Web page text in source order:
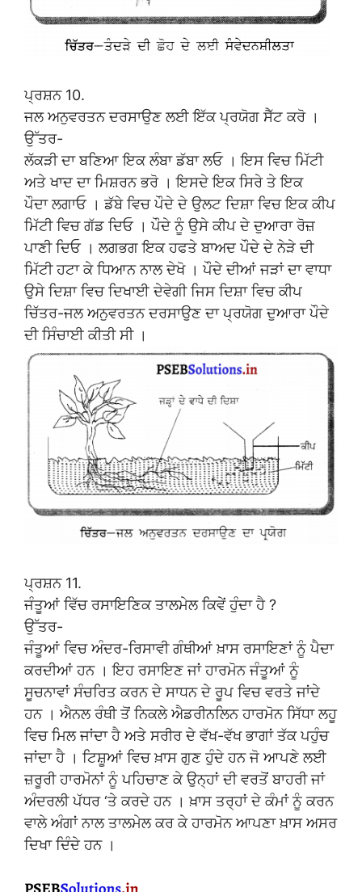
ਪ੍ਰਸ਼ਨ 10.
ਜਲ ਅਨੁਵਰਤਨ ਦਰਸਾਉਣ ਲਈ ਇੱਕ ਪ੍ਰਯੋਗ ਸੈੱਟ ਕਰੋ ।
ਉੱਤਰ-
ਲੱਕੜੀ ਦਾ ਬਣਿਆ ਇਕ ਲੰਬਾ ਡੱਬਾ ਲਓ । ਇਸ ਵਿਚ ਮਿੱਟੀ
ਅਤੇ ਖਾਦ ਦਾ ਮਿਸ਼ਰਨ ਭਰੋ । ਇਸਦੇ ਇਕ ਸਿਰੇ ਤੇ ਇਕ
ਪੌਦਾ ਲਗਾਓ । ਡੱਬੇ ਵਿਚ ਪੌਦੇ ਦੇ ਉਲਟ ਦਿਸ਼ਾ ਵਿਚ ਇਕ ਕੀਪ
ਮਿੱਟੀ ਵਿਚ ਗੱਡ ਦਿਓ । ਪੌਦੇ ਨੂੰ ਉਸੇ ਕੀਪ ਦੇ ਦੁਆਰਾ ਰੋਜ਼
ਪਾਣੀ ਦਿਓ । ਲਗਭਗ ਇਕ ਹਫਤੇ ਬਾਅਦ ਪੌਦੇ ਦੇ ਨੇੜੇ ਦੀ
ਮਿੱਟੀ ਹਟਾ ਕੇ ਧਿਆਨ ਨਾਲ ਦੇਖੋ । ਪੌਦੇ ਦੀਆਂ ਜੜਾਂ ਦਾ ਵਾਧਾ
ਉਸੇ ਦਿਸ਼ਾ ਵਿਚ ਦਿਖਾਈ ਦੇਵੇਗੀ ਜਿਸ ਦਿਸ਼ਾ ਵਿਚ ਕੀਪ
ਚਿੱਤਰ-ਜਲ ਅਨੁਵਰਤਨ ਦਰਸਾਉਣ ਦਾ ਪ੍ਰਯੋਗ ਦੁਆਰਾ ਪੌਦੇ
ਦੀ ਸਿੰਚਾਈ ਕੀਤੀ ਸੀ ।
ਪ੍ਰਸ਼ਨ 11.
ਜੰਤੂਆਂ ਵਿੱਚ ਰਸਾਇਣਿਕ ਤਾਲਮੇਲ ਕਿਵੇਂ ਹੁੰਦਾ ਹੈ ?
ਉੱਤਰ-
ਜੰਤੂਆਂ ਵਿਚ ਅੰਦਰ-ਰਿਸਾਵੀ ਗੰਥੀਆਂ ਖ਼ਾਸ ਰਸਾਇਣਾਂ ਨੂੰ ਪੈਦਾ
ਕਰਦੀਆਂ ਹਨ । ਇਹ ਰਸਾਇਣ ਜਾਂ ਹਾਰਮੋਨ ਜੰਤੂਆਂ ਨੂੰ
ਸੂਚਨਾਵਾਂ ਸੰਚਰਿਤ ਕਰਨ ਦੇ ਸਾਧਨ ਦੇ ਰੂਪ ਵਿਚ ਵਰਤੇ ਜਾਂਦੇ
ਹਨ । ਐਨਲ ਰੰਥੀ ਤੋਂ ਨਿਕਲੇ ਐਡਰੀਨਲਿਨ ਹਾਰਮੋਨ ਸਿੱਧਾ ਲਹੂ
ਵਿਚ ਮਿਲ ਜਾਂਦਾ ਹੈ ਅਤੇ ਸਰੀਰ ਦੇ ਵੱਖ-ਵੱਖ ਭਾਗਾਂ ਤੱਕ ਪਹੁੰਚ
ਜਾਂਦਾ ਹੈ । ਟਿਸ਼ੂਆਂ ਵਿਚ ਖ਼ਾਸ ਗੁਣ ਹੁੰਦੇ ਹਨ ਜੋ ਆਪਣੇ ਲਈ
ਜ਼ਰੂਰੀ ਹਾਰਮੋਨਾਂ ਨੂੰ ਪਹਿਚਾਣ ਕੇ ਉਨ੍ਹਾਂ ਦੀ ਵਰਤੋਂ ਬਾਹਰੀ ਜਾਂ
ਅੰਦਰਲੀ ਪੱਧਰ ‘ਤੇ ਕਰਦੇ ਹਨ । ਖ਼ਾਸ ਤਰ੍ਹਾਂ ਦੇ ਕੰਮਾਂ ਨੂੰ ਕਰਨ
ਵਾਲੇ ਅੰਗਾਂ ਨਾਲ ਤਾਲਮੇਲ ਕਰ ਕੇ ਹਾਰਮੋਨ ਆਪਣਾ ਖ਼ਾਸ ਅਸਰ
ਦਿਖਾ ਦਿੰਦੇ ਹਨ ।